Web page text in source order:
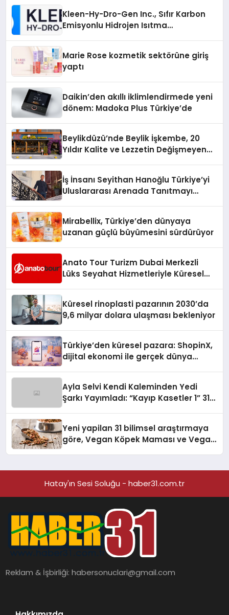
Kleen-Hy-Dro-Gen Inc., Sıfır Karbon
Emisyonlu Hidrojen Isıtma
Marie Rose kozmetik sektörüne giriş
yaptı
Daikin’den akıllı iklimlendirmede yeni
dönem: Madoka Plus Türkiye’de
Beylikdüzü’nde Beylik İşkembe, 20
Yıldır Kalite ve Lezzetin Değişmeyen
İş İnsanı Seyithan Hanoğlu Türkiye’yi
Uluslararası Arenada Tanıtmayı
Mirabellix, Türkiye’den dünyaya
uzanan güçlü büyümesini sürdürüyor
Anato Tour Turizm Dubai Merkezli
Lüks Seyahat Hizmetleriyle Küresel
Küresel rinoplasti pazarının 2030’da
9,6 milyar dolara ulaşması bekleniyor
Türkiye’den küresel pazara: ShopinX,
dijital ekonomi ile gerçek dünya
Ayla Selvi Kendi Kaleminden Yedi
Şarkı Yayımladı: “Kayıp Kasetler 1” 31
Yeni yapilan 31 bilimsel araştırmaya
göre, Vegan Köpek Maması ve Vegan
Hatay'ın Sesi Soluğu - haber31.com.tr
Reklam & İşbirliği:habersonuclari@gmail.com